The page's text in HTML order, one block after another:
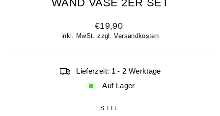
WAND VASE 2ER SET
Normaler
Preis
€19,90
inkl. MwSt. zzgl.Versandkosten
Lieferzeit: 1 - 2 Werktage
Auf Lager
STIL